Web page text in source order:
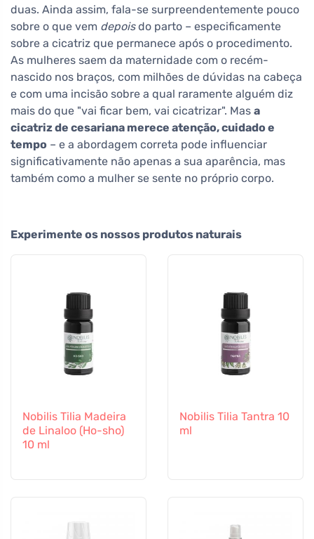
duas. Ainda assim, fala-se surpreendentemente pouco
sobre o que vem depoisdo parto – especificamente
sobre a cicatriz que permanece após o procedimento.
As mulheres saem da maternidade com o recém-
nascido nos braços, com milhões de dúvidas na cabeça
e com uma incisão sobre a qual raramente alguém diz
mais do que "vai ficar bem, vai cicatrizar". Mas a
cicatriz de cesariana merece atenção, cuidado e
tempo – e a abordagem correta pode influenciar
significativamente não apenas a sua aparência, mas
também como a mulher se sente no próprio corpo.
Experimente os nossos produtos naturais
Nobilis Tilia Madeira
de Linaloo (Ho-sho)
10 ml
Nobilis Tilia Tantra 10
ml